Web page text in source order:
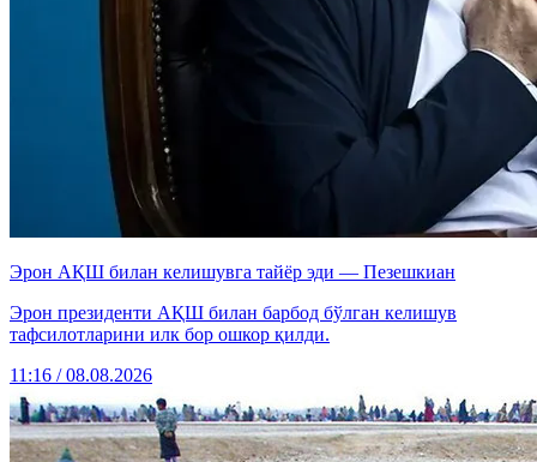
Эрон АҚШ билан келишувга тайёр эди — Пезешкиан
Эрон президенти АҚШ билан барбод бўлган келишув
тафсилотларини илк бор ошкор қилди.
11:16 / 08.08.2026